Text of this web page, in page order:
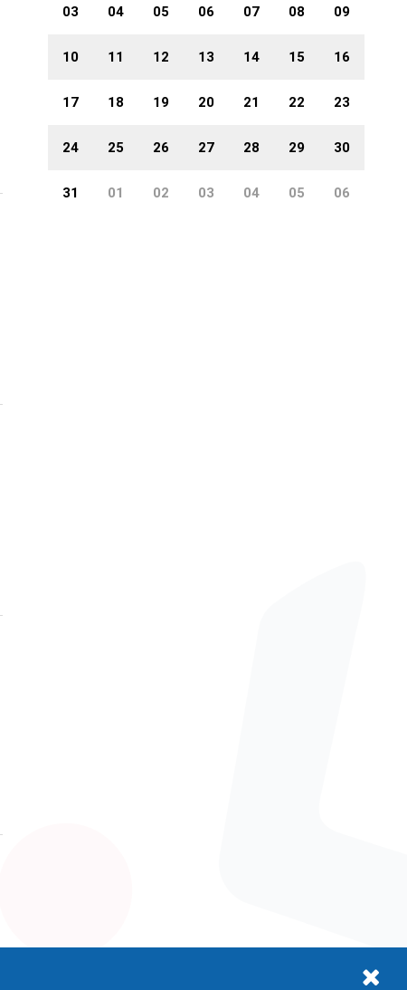
03 04 05 06 07 08 09
10 11 12 13 14 15 16
17 18 19 20 21 22 23
24 25 26 27 28 29 30
31 01 02 03 04 05 06